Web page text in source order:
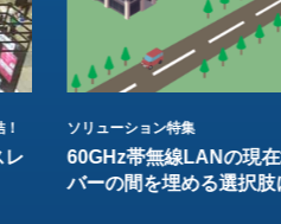
レ
ソリューション特集
60GHz帯無線LANの現
バーの間を埋める選択肢